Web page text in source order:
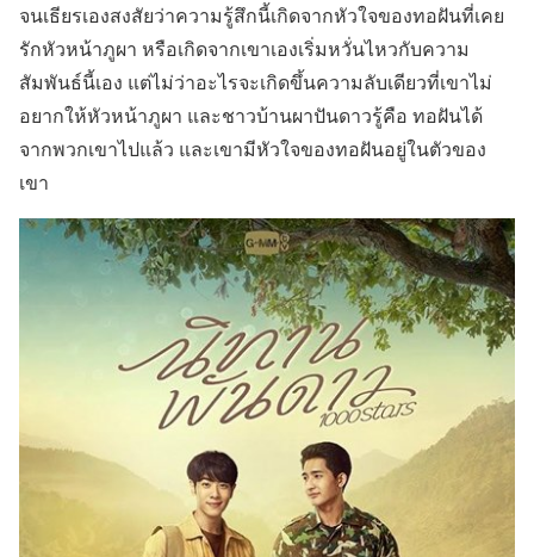
จนเธียรเองสงสัยว่าความรู้สึกนี้เกิดจากหัวใจของทอฝันที่เคย
รักหัวหน้าภูผา หรือเกิดจากเขาเองเริ่มหวั่นไหวกับความ
สัมพันธ์นี้เอง แต่ไม่ว่าอะไรจะเกิดขึ้นความลับเดียวที่เขาไม่
อยากให้หัวหน้าภูผา และชาวบ้านผาปันดาวรู้คือ ทอฝันได้
จากพวกเขาไปแล้ว และเขามีหัวใจของทอฝันอยู่ในตัวของ
เขา